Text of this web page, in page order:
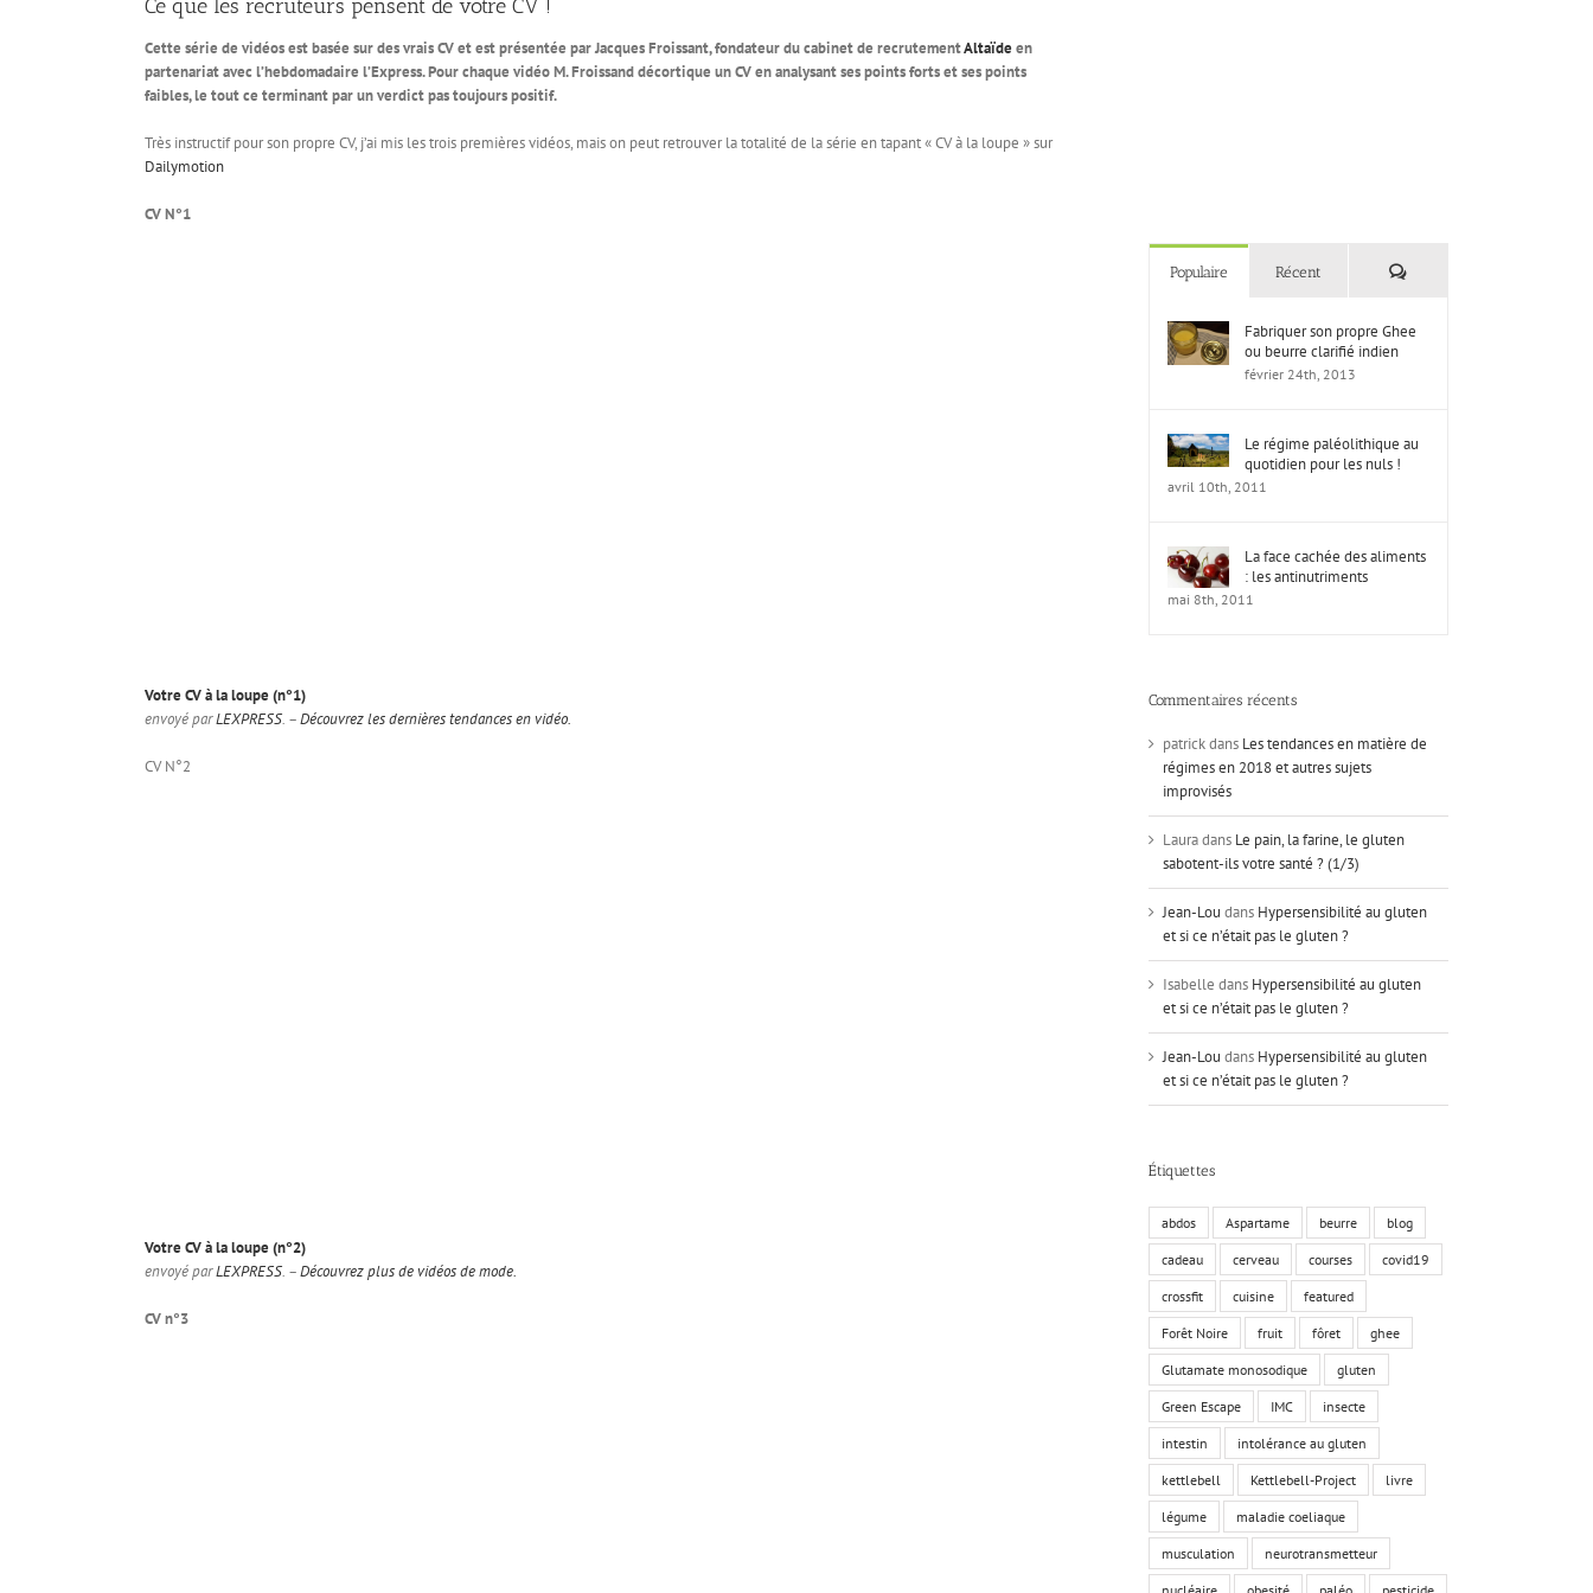
Ce que les recruteurs pensent de votre CV !
Cette série de vidéos est basée sur des vrais CV et est présentée par Jacques Froissant, fondateur du cabinet de recrutementAltaïdeen
partenariat avec l’hebdomadaire l’Express. Pour chaque vidéo M. Froissand décortique un CV en analysant ses points forts et ses points
faibles, le tout ce terminant par un verdict pas toujours positif.
Très instructif pour son propre CV, j’ai mis les trois premières vidéos, mais on peut retrouver la totalité de la série en tapant « CV à la loupe » sur
Dailymotion
CV N°1
Votre CV à la loupe (n°1)
envoyé parLEXPRESS. –Découvrez les dernières tendances en vidéo.
CV N°2
Votre CV à la loupe (n°2)
envoyé parLEXPRESS. –Découvrez plus de vidéos de mode.
CV n°3
Populaire Récent Commentaires
Fabriquer son propre Ghee
ou beurre clarifié indien
février 24th, 2013
Le régime paléolithique au
quotidien pour les nuls !
avril 10th, 2011
La face cachée des aliments
: les antinutriments
mai 8th, 2011
Commentaires récents
patrickdans Les tendances en matière de
régimes en 2018 et autres sujets
improvisés
Lauradans Le pain, la farine, le gluten
sabotent-ils votre santé ? (1/3)
Jean-Lou dans Hypersensibilité au gluten
et si ce n’était pas le gluten ?
Isabelle dans Hypersensibilité au gluten
et si ce n’était pas le gluten ?
Jean-Lou dans Hypersensibilité au gluten
et si ce n’était pas le gluten ?
Étiquettes
abdos Aspartame beurre blog
cadeau cerveau courses covid19
crossfit cuisine featured
Forêt Noire fruit fôret ghee
Glutamate monosodique gluten
Green Escape IMC insecte
intestin intolérance au gluten
kettlebell Kettlebell-Project livre
légume maladie coeliaque
musculation neurotransmetteur